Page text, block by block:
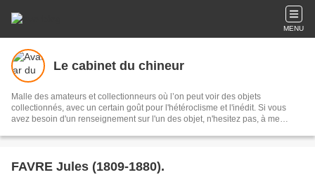
MENU
Le cabinet du chineur
Malle des amateurs et collectionneurs où l’on peut voir des objets
collectionnés, avec un certain goût pour l'hétéroclisme et l'inédit. Si vous
avez besoin d'un renseignement sur l'un des objet, n'hesitez pas, à me
FAVRE Jules (1809-1880).